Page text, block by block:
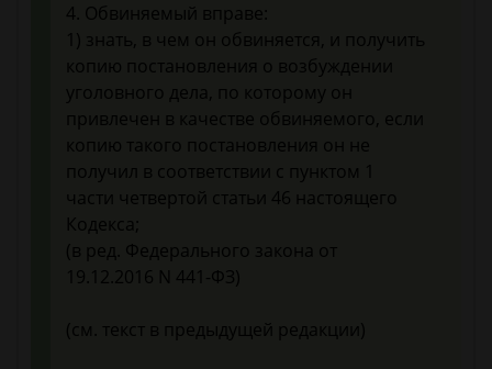
4. Обвиняемый вправе:
1) знать, в чем он обвиняется, и получить
копию постановления о возбуждении
уголовного дела, по которому он
привлечен в качестве обвиняемого, если
копию такого постановления он не
получил в соответствии с пунктом 1
части четвертой статьи 46 настоящего
Кодекса;
(в ред. Федерального закона от
19.12.2016 N 441-ФЗ)
(см. текст в предыдущей редакции)